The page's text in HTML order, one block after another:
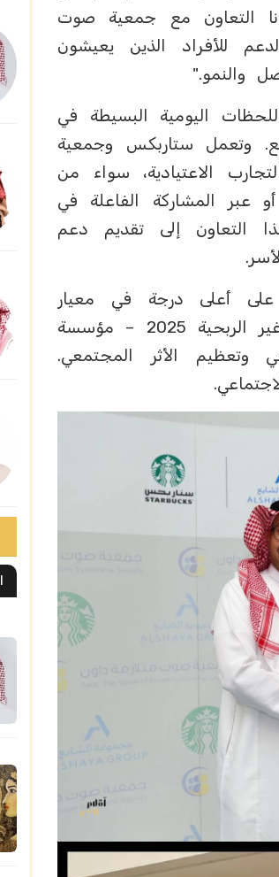
التعاون مع جمعية صوت
للأفراد الذين يعيشون
والنمو."
اليومية البسيطة في
وتعمل ستاربكس وجمعية
الاعتيادية، سواء من
عبر المشاركة الفاعلة في
التعاون إلى تقديم دعم
أعلى درجة في معيار
الاستراتيجية (رواد المعايير) في جائزة تميز المنظمات غير الربحية 2025 – مؤسسة
وتعظيم الأثر المجتمعي.